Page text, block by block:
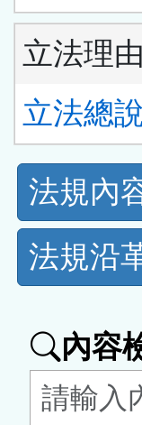
立法理由
立法總
法
規
功
按
鈕
法規內
法規沿
內容